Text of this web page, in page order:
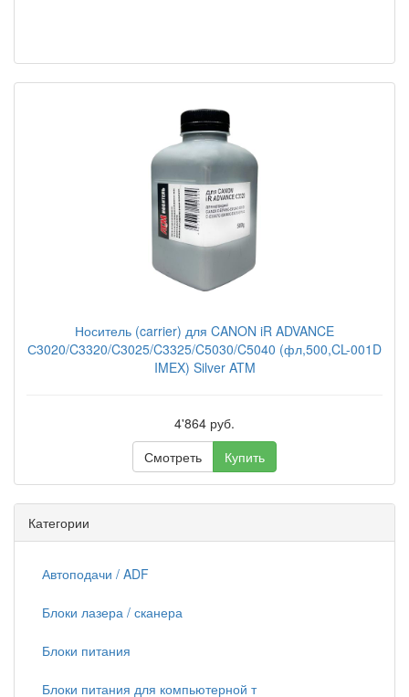
Носитель (carrier) для CANON iR ADVANCE
С3020/C3320/C3025/C3325/C5030/C5040 (фл,500,CL-001D
IMEX) Silver ATM
4'864 руб.
Смотреть
Купить
Категории
Автоподачи / ADF
Блоки лазера / сканера
Блоки питания
Блоки питания для компьютерной т